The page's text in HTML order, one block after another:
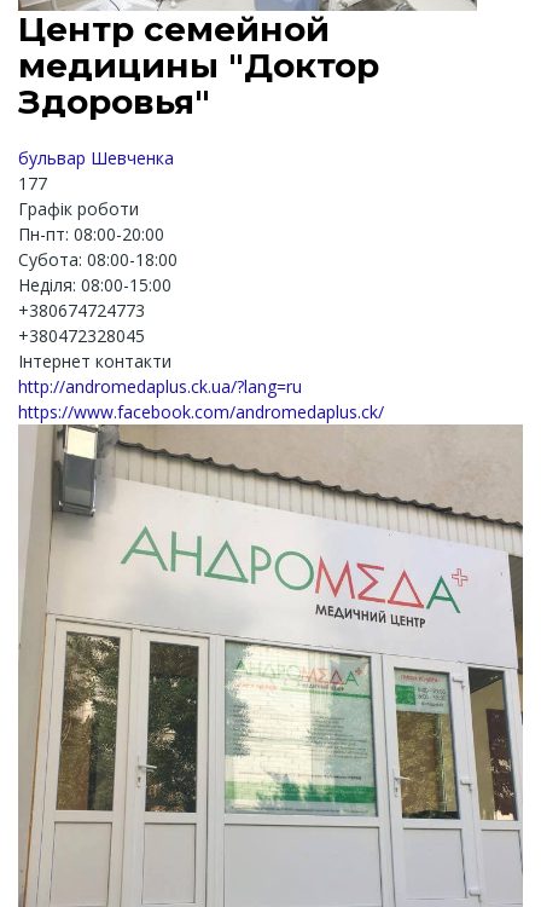
Центр семейной
медицины "Доктор
Здоровья"
бульвар Шевченка
177
Графік роботи
Пн-пт: 08:00-20:00
Субота: 08:00-18:00
Неділя: 08:00-15:00
+380674724773
+380472328045
Інтернет контакти
http://andromedaplus.ck.ua/?lang=ru
https://www.facebook.com/andromedaplus.ck/